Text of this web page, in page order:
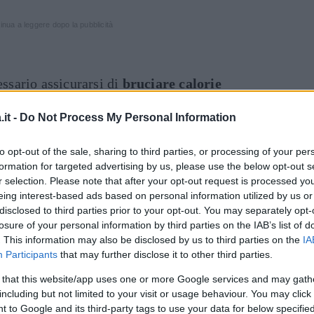
- Do Not Process My Personal Information
opt-out of the sale, sharing to third parties, or processing of your
for targeted advertising by us, please use the below opt-out
selection. Please note that after your opt-out request is processed
interest-based ads based on personal information utilized by us
to third parties prior to your opt-out. You may separately
of your personal information by third parties on the IAB’s list of
This information may also be disclosed by us to third parties on the
Participants that may further disclose it to other third parties.
that this website/app uses one or more Google services and may
but not limited to your visit or usage behaviour. You may
to Google and its third-party tags to use your data for below
assicurarsi di bruciare calorie
un allenamento di tre giorni a
body. Perciò largo agliaffondi, alle
dove bisogna sollevarsi con le braccia. Una
da salto con la corda per un
più meticolosamente agliaddominali, con
volte a settimana: stese sulla schiena a
i gomiti alzati e quelli al contrario dove
le gambe. Tre serie da 20 ciascuno e
le flessioni sui gomiti dove si mantiene